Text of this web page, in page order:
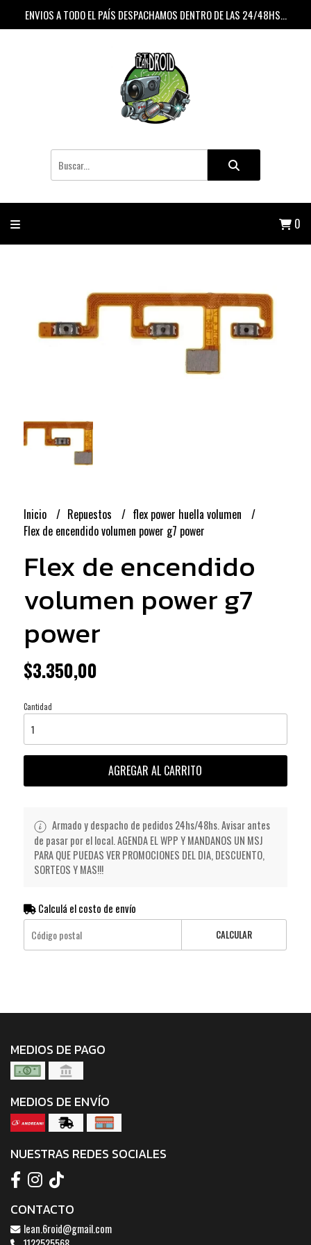
ENVIOS A TODO EL PAÍS DESPACHAMOS DENTRO DE LAS 24/48HS...
0
Inicio Repuestos
flex power huella volumen
Flex de encendido volumen power g7 power
Flex de encendido
volumen power g7
power
$3.350,00
Cantidad
AGREGAR AL CARRITO
Armado y despacho de pedidos 24hs/48hs. Avisar antes
de pasar por el local. AGENDA EL WPP Y MANDANOS UN MSJ
PARA QUE PUEDAS VER PROMOCIONES DEL DIA, DESCUENTO,
SORTEOS Y MAS!!!
Calculá el costo de envío
CALCULAR
MEDIOS DE PAGO
MEDIOS DE ENVÍO
NUESTRAS REDES SOCIALES
CONTACTO
lean.6roid@gmail.com